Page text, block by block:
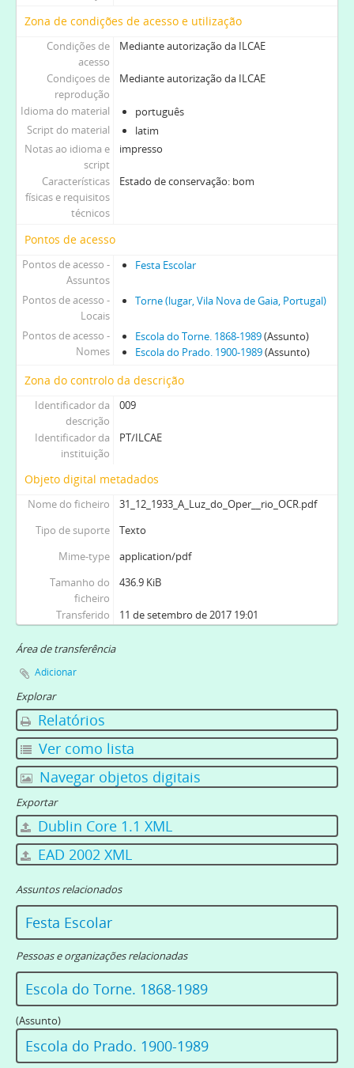
Zona de condições de acesso e utilização
Condições de
acesso
Mediante autorização da ILCAE
Condiçoes de
reprodução
Mediante autorização da ILCAE
Idioma do material
português
Script do material
latim
Notas ao idioma e
script
impresso
Características
físicas e requisitos
técnicos
Estado de conservação: bom
Pontos de acesso
Pontos de acesso -
Assuntos
Festa Escolar
Pontos de acesso -
Locais
Torne (lugar, Vila Nova de Gaia, Portugal)
Pontos de acesso -
Nomes
Escola do Torne. 1868-1989(Assunto)
Escola do Prado. 1900-1989(Assunto)
Zona do controlo da descrição
Identificador da
descrição
009
Identificador da
instituição
PT/ILCAE
Objeto digital metadados
Nome do ficheiro
31_12_1933_A_Luz_do_Oper__rio_OCR.pdf
Tipo de suporte
Texto
Mime-type
application/pdf
Tamanho do
ficheiro
436.9 KiB
Transferido 11 de setembro de 2017 19:01
Área de transferência
Adicionar
Explorar
Relatórios
Ver como lista
Navegar objetos digitais
Exportar
Dublin Core 1.1 XML
EAD 2002 XML
Assuntos relacionados
Festa Escolar
Pessoas e organizações relacionadas
Escola do Torne. 1868-1989
(Assunto)
Escola do Prado. 1900-1989